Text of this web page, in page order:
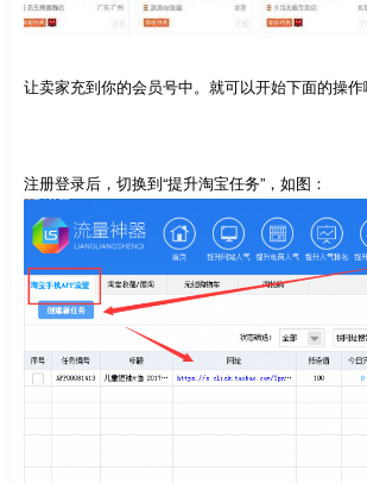
让卖家充到你的会员号中。就可以开始下面的操作
注册登录后，切换到“提升淘宝任务”，如图：